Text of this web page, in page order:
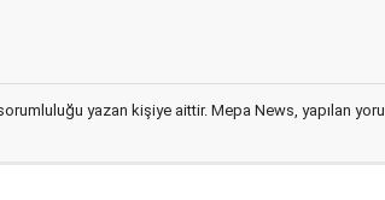
yazan kişiye aittir. Mepa News, yapılan